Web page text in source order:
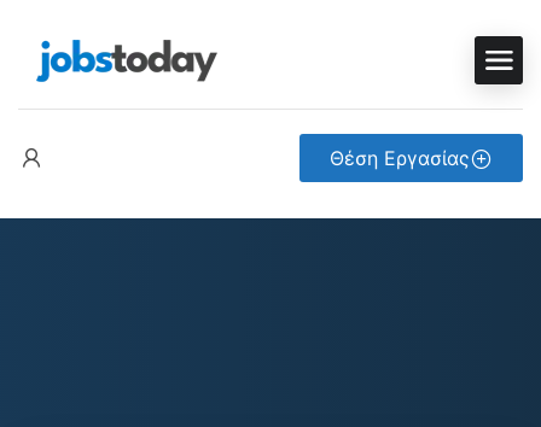
Θέση Εργασίας